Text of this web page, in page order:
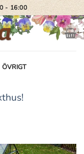
- 16:00
ÖVRIGT